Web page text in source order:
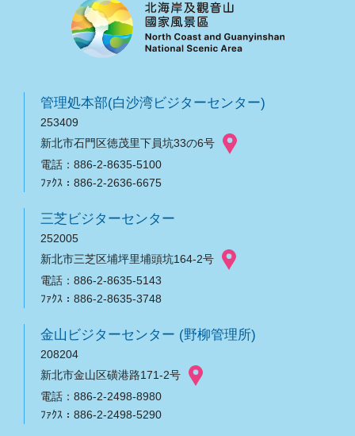
管理処本部(白沙湾ビジターセンター)
253409
新北市石門区徳茂里下員坑33の6号
電話：886-2-8635-5100
ﾌｧｸｽ：886-2-2636-6675
三芝ビジターセンター
252005
新北市三芝区埔坪里埔頭坑164-2号
電話：886-2-8635-5143
ﾌｧｸｽ：886-2-8635-3748
金山ビジターセンター (野柳管理所)
208204
新北市金山区磺港路171-2号
電話：886-2-2498-8980
ﾌｧｸｽ：886-2-2498-5290